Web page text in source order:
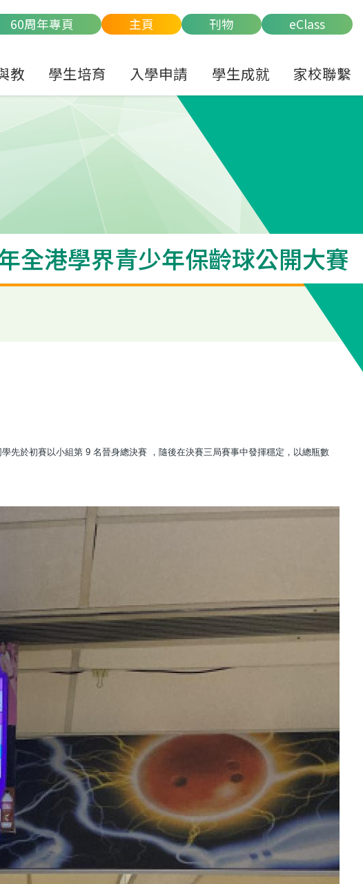
60周年專頁
主頁 刊物 eClass
教 學生培育 入學申請 學生成就 家校聯繫
全港學界青少年保齡球公開大賽
先於初賽以小組第 9 名晉身總決賽 ，隨後在決賽三局賽事中發揮穩定，以總瓶數